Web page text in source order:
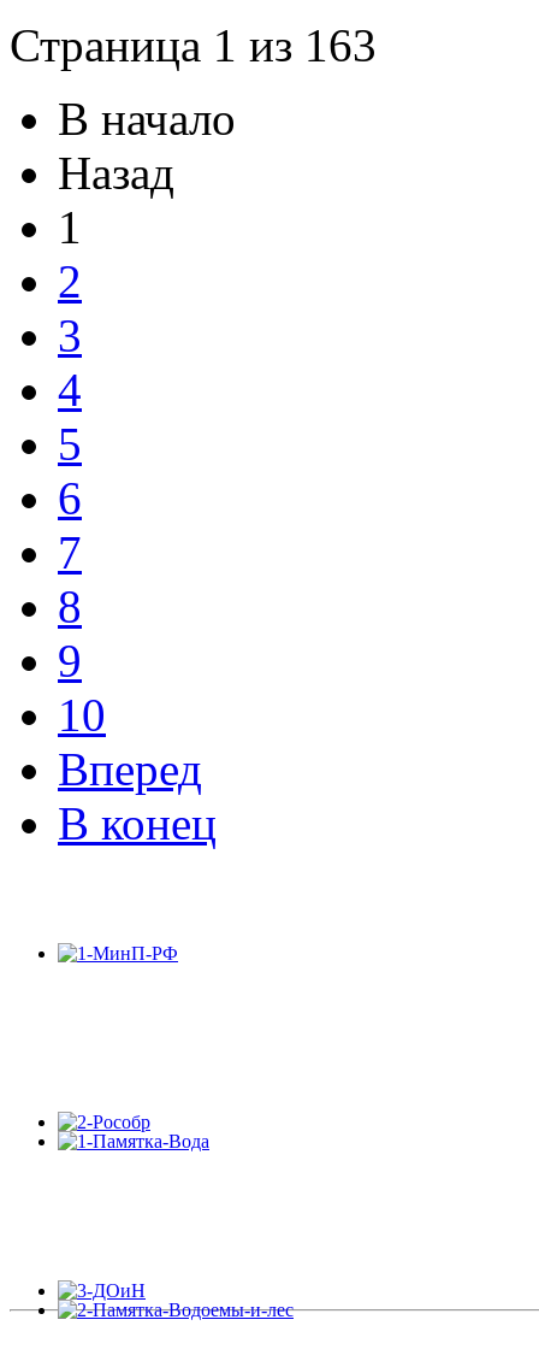
Страница 1 из 163
В начало
Назад
1
2
3
4
5
6
7
8
9
10
Вперед
В конец